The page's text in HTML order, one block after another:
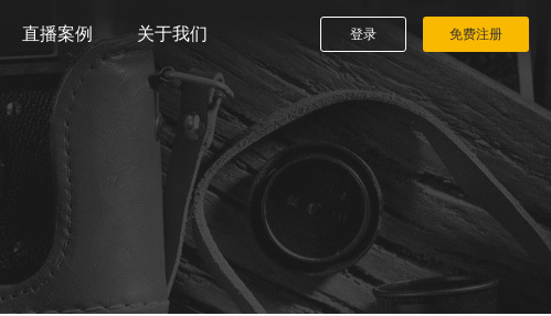
直播案例 关于我们 登录 免费注册